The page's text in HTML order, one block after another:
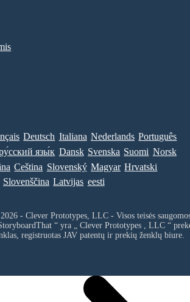
Deutsch Italiana Nederlands Português
язы́к Dansk Svenska Suomi Norsk
Ceština Slovenský Magyar Hrvatski
Slovenščina Latvijas eesti
- Clever Prototypes, LLC - Visos teisės
“ yra „ Clever Prototypes , LLC“
registruotas JAV patentų ir prekių ženklų biure.